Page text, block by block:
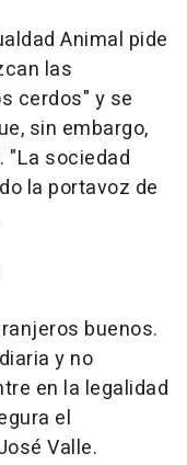
Animal pide
las
cerdos" y se
sin embargo,
"La sociedad
la portavoz de
buenos.
y no
en la legalidad
el
Valle.